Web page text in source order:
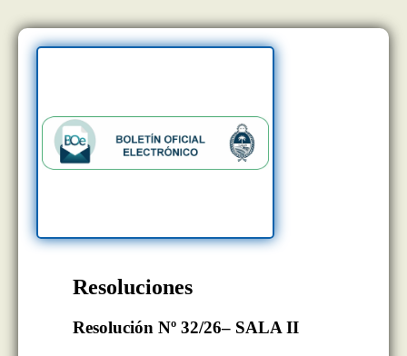
Resoluciones
Resolución Nº 32/26– SALA II